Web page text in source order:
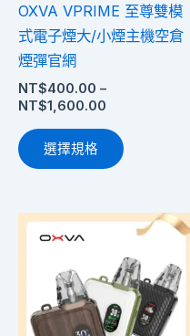
OXVA VPRIME 至尊雙模
式電子煙大/小煙主機空倉
煙彈官網
NT$400.00 –
NT$1,600.00
選擇規格
在
產
選
項
價
圍：
NT$500.00
到
NT$1,400.00
此
品
有
多